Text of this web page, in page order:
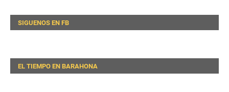
SIGUENOS EN FB
EL TIEMPO EN BARAHONA